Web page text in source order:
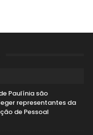
Paulínia são
representantes da
de Pessoal